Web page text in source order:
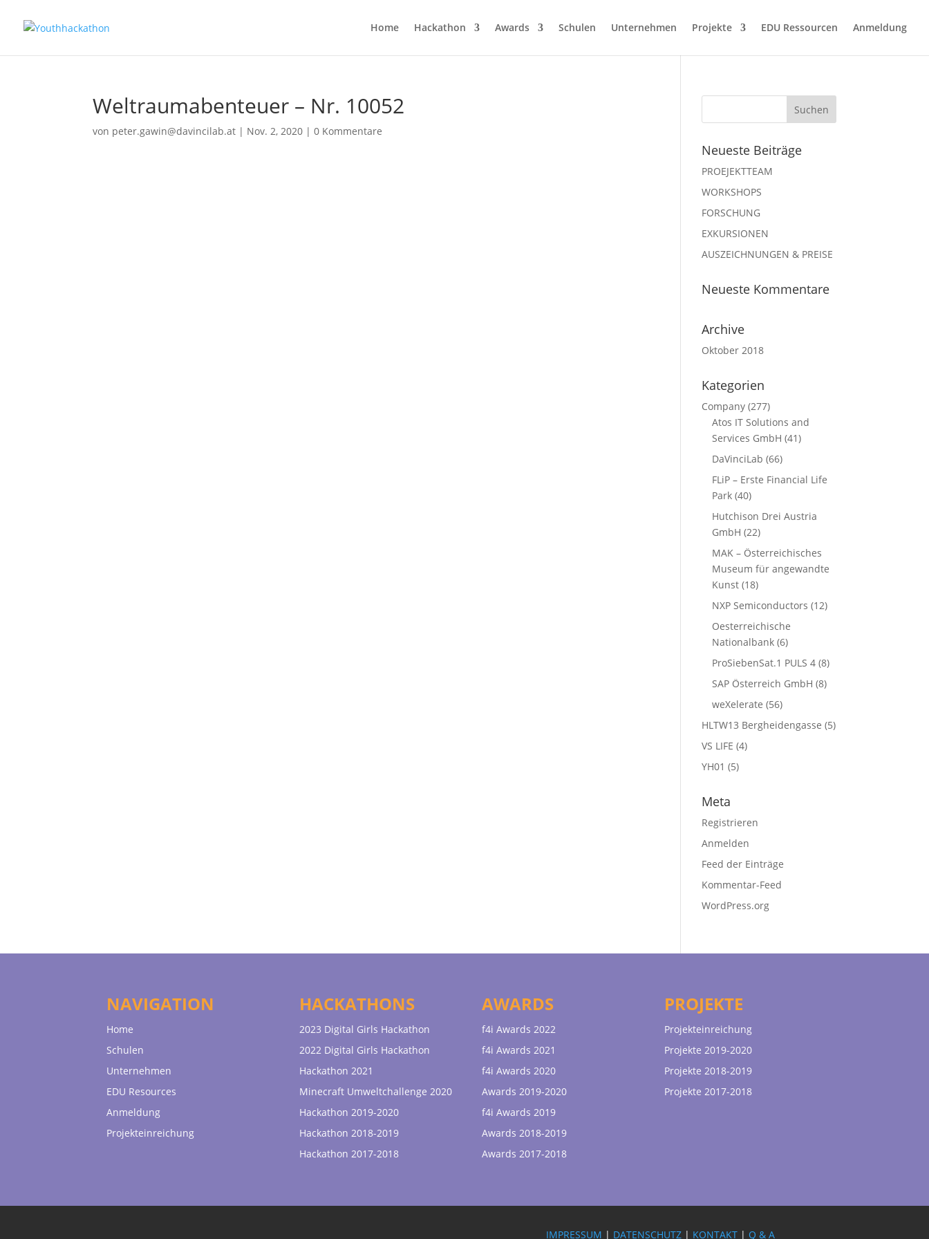
Home Hackathon Awards Schulen Unternehmen Projekte EDU Ressourcen Anmeldung
Weltraumabenteuer – Nr. 10052
von peter.gawin@davincilab.at | Nov. 2, 2020 |0 Kommentare
Neueste Beiträge
PROEJEKTTEAM
WORKSHOPS
FORSCHUNG
EXKURSIONEN
AUSZEICHNUNGEN & PREISE
Neueste Kommentare
Archive
Oktober 2018
Kategorien
Company (277)
Atos IT Solutions and
Services GmbH (41)
DaVinciLab (66)
FLiP – Erste Financial Life
Park (40)
Hutchison Drei Austria
GmbH (22)
MAK – Österreichisches
Museum für angewandte
Kunst (18)
NXP Semiconductors (12)
Oesterreichische
Nationalbank (6)
ProSiebenSat.1 PULS 4 (8)
SAP Österreich GmbH (8)
weXelerate (56)
HLTW13 Bergheidengasse (5)
VS LIFE (4)
YH01 (5)
Meta
Registrieren
Anmelden
Feed der Einträge
Kommentar-Feed
WordPress.org
NAVIGATION
Home
Schulen
Unternehmen
EDU Resources
Anmeldung
Projekteinreichung
HACKATHONS
2023 Digital Girls Hackathon
2022 Digital Girls Hackathon
Hackathon 2021
Minecraft Umweltchallenge 2020
Hackathon 2019-2020
Hackathon 2018-2019
Hackathon 2017-2018
AWARDS
f4i Awards 2022
f4i Awards 2021
f4i Awards 2020
Awards 2019-2020
f4i Awards 2019
Awards 2018-2019
Awards 2017-2018
PROJEKTE
Projekteinreichung
Projekte 2019-2020
Projekte 2018-2019
Projekte 2017-2018
IMPRESSUM | DATENSCHUTZ | KONTAKT | Q & A